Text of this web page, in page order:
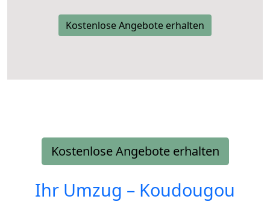
Kostenlose Angebote erhalten
Kostenlose Angebote erhalten
Ihr Umzug – Koudougou